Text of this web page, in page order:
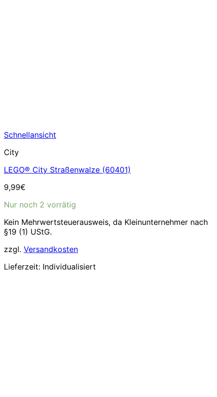
Schnellansicht
City
LEGO® City Straßenwalze (60401)
9,99€
Nur noch 2 vorrätig
Kein Mehrwertsteuerausweis, da Kleinunternehmer nach
§19 (1) UStG.
zzgl. Versandkosten
Lieferzeit: Individualisiert